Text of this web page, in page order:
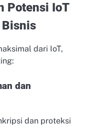
Potensi IoT
dari IoT,
dan
dan proteksi